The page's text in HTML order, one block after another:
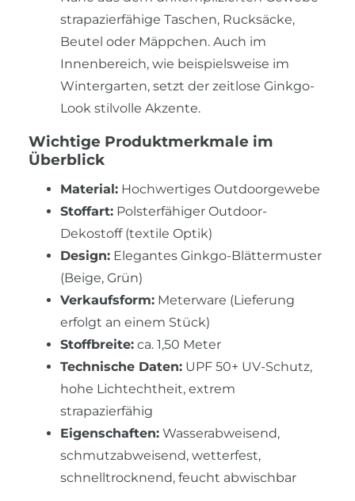
strapazierfähige Taschen, Rucksäcke,
Beutel oder Mäppchen. Auch im
Innenbereich, wie beispielsweise im
Wintergarten, setzt der zeitlose Ginkgo-
Look stilvolle Akzente.
Wichtige Produktmerkmale im
Überblick
Material: Hochwertiges Outdoorgewebe
Stoffart: Polsterfähiger Outdoor-
Dekostoff (textile Optik)
Design: Elegantes Ginkgo-Blättermuster
(Beige, Grün)
Verkaufsform: Meterware (Lieferung
erfolgt an einem Stück)
Stoffbreite: ca. 1,50 Meter
Technische Daten: UPF 50+ UV-Schutz,
hohe Lichtechtheit, extrem
strapazierfähig
Eigenschaften: Wasserabweisend,
schmutzabweisend, wetterfest,
schnelltrocknend, feucht abwischbar